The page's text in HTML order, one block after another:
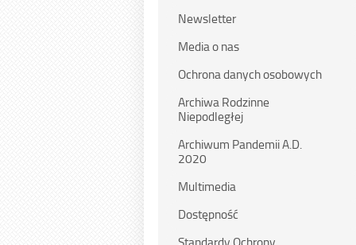
Newsletter
Media o nas
Ochrona danych osobowych
Archiwa Rodzinne
Niepodległej
Archiwum Pandemii A.D.
2020
Multimedia
Dostępność